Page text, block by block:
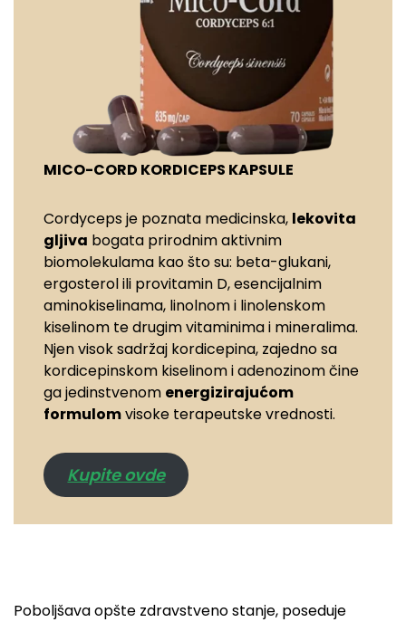
MICO-CORD KORDICEPS KAPSULE
Cordyceps je poznata medicinska, lekovita
gljiva bogata prirodnim aktivnim
biomolekulama kao što su: beta-glukani,
ergosterol ili provitamin D, esencijalnim
aminokiselinama, linolnom i linolenskom
kiselinom te drugim vitaminima i mineralima.
Njen visok sadržaj kordicepina, zajedno sa
kordicepinskom kiselinom i adenozinom čine
ga jedinstvenom energizirajućom
formulomvisoke terapeutske vrednosti.
Kupite ovde
Poboljšava opšte zdravstveno stanje, poseduje